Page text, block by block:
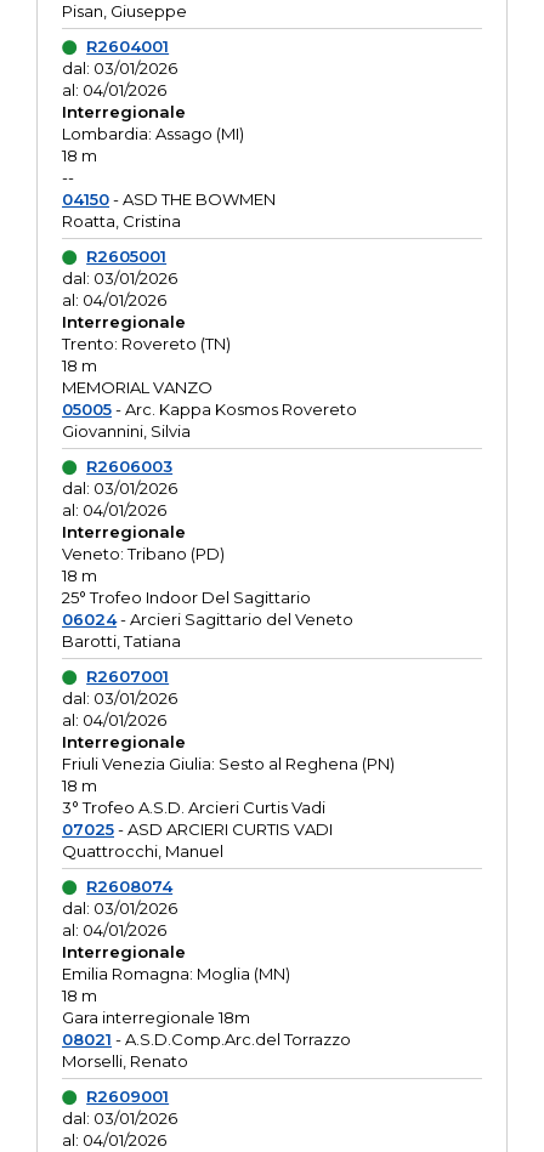
Pisan, Giuseppe
R2604001
dal: 03/01/2026
al: 04/01/2026
Interregionale
Lombardia: Assago (MI)
18 m
--
04150- ASD THE BOWMEN
Roatta, Cristina
R2605001
dal: 03/01/2026
al: 04/01/2026
Interregionale
Trento: Rovereto (TN)
18 m
MEMORIAL VANZO
05005- Arc. Kappa Kosmos Rovereto
Giovannini, Silvia
R2606003
dal: 03/01/2026
al: 04/01/2026
Interregionale
Veneto: Tribano (PD)
18 m
25° Trofeo Indoor Del Sagittario
06024- Arcieri Sagittario del Veneto
Barotti, Tatiana
R2607001
dal: 03/01/2026
al: 04/01/2026
Interregionale
Friuli Venezia Giulia: Sesto al Reghena (PN)
18 m
3° Trofeo A.S.D. Arcieri Curtis Vadi
07025- ASD ARCIERI CURTIS VADI
Quattrocchi, Manuel
R2608074
dal: 03/01/2026
al: 04/01/2026
Interregionale
Emilia Romagna: Moglia (MN)
18 m
Gara interregionale 18m
08021 - A.S.D.Comp.Arc.del Torrazzo
Morselli, Renato
R2609001
dal: 03/01/2026
al: 04/01/2026